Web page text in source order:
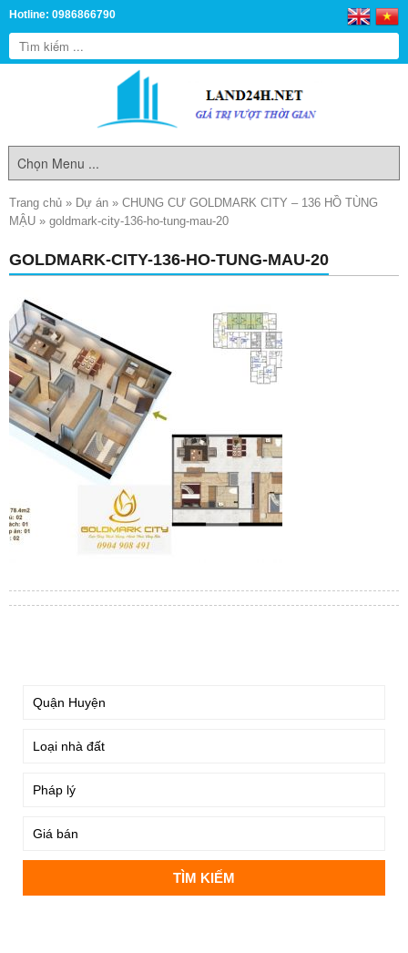
Hotline: 0986866790
Trang chủ » Dự án » CHUNG CƯ GOLDMARK CITY – 136 HỒ TÙNG
MẬU » goldmark-city-136-ho-tung-mau-20
GOLDMARK-CITY-136-HO-TUNG-MAU-20